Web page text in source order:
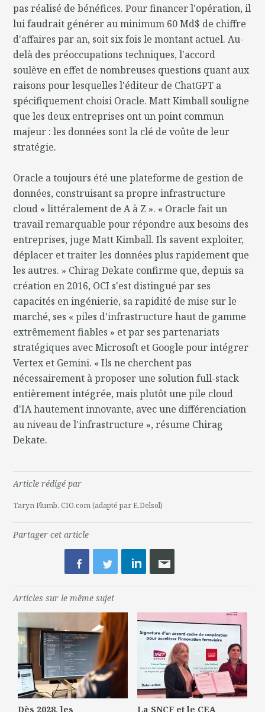
pas réalisé de bénéfices. Pour financer l'opération, il
lui faudrait générer au minimum 60 Md$ de chiffre
d'affaires par an, soit six fois le montant actuel. Au-
delà des préoccupations techniques, l'accord
soulève en effet de nombreuses questions quant aux
raisons pour lesquelles l'éditeur de ChatGPT a
spécifiquement choisi Oracle. Matt Kimball souligne
que les deux entreprises ont un point commun
majeur : les données sont la clé de voûte de leur
stratégie.
Oracle a toujours été une plateforme de gestion de
données, construisant sa propre infrastructure
cloud « littéralement de A à Z ». « Oracle fait un
travail remarquable pour répondre aux besoins des
entreprises, juge Matt Kimball. Ils savent exploiter,
déplacer et traiter les données plus rapidement que
les autres. » Chirag Dekate confirme que, depuis sa
création en 2016, OCI s'est distingué par ses
capacités en ingénierie, sa rapidité de mise sur le
marché, ses « piles d'infrastructure haut de gamme
extrêmement fiables » et par ses partenariats
stratégiques avec Microsoft et Google pour intégrer
Vertex et Gemini. « Ils ne cherchent pas
nécessairement à proposer une solution full-stack
entièrement intégrée, mais plutôt une pile cloud
d'IA hautement innovante, avec une différenciation
au niveau de l'infrastructure », résume Chirag
Dekate.
Article rédigé par
Taryn Plumb, CIO.com (adapté par E.Delsol)
Partager cet article
Articles sur le même sujet
Dès 2028, les La SNCF et le CEA